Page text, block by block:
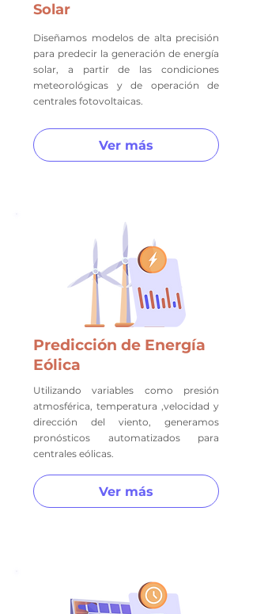
Solar
Diseñamos modelos de alta precisión
para predecir la generación de energía
solar, a partir de las condiciones
meteorológicas y de operación de
centrales fotovoltaicas.
Ver más
Predicción de Energía
Eólica
Utilizando variables como presión
atmosférica, temperatura ,velocidad y
dirección del viento, generamos
pronósticos automatizados para
centrales eólicas.
Ver más